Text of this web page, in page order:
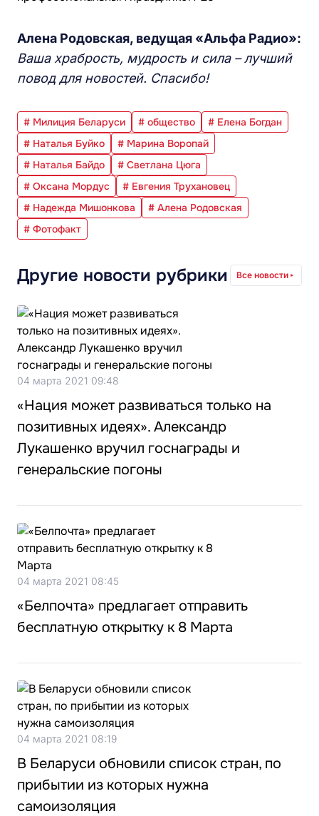
Алена Родовская, ведущая «Альфа Радио»:
Ваша храбрость, мудрость и сила – лучший
повод для новостей. Спасибо!
# Милиция Беларуси # общество
# Елена Богдан
# Наталья Буйко
# Марина Воропай
# Наталья Байдо
# Светлана Цюга
# Оксана Мордус
# Евгения Трухановец
# Надежда Мишонкова
# Алена Родовская
# Фотофакт
Другие новости рубрики Все новости
04 марта 2021 09:48
«Нация может развиваться только на
позитивных идеях». Александр
Лукашенко вручил госнаграды и
генеральские погоны
04 марта 2021 08:45
«Белпочта» предлагает отправить
бесплатную открытку к 8 Марта
04 марта 2021 08:19
В Беларуси обновили список стран, по
прибытии из которых нужна
самоизоляция